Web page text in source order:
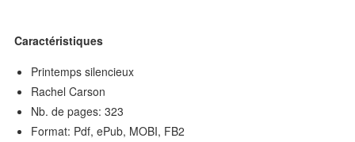
Caractéristiques
Printemps silencieux
Rachel Carson
Nb. de pages: 323
Format: Pdf, ePub, MOBI, FB2